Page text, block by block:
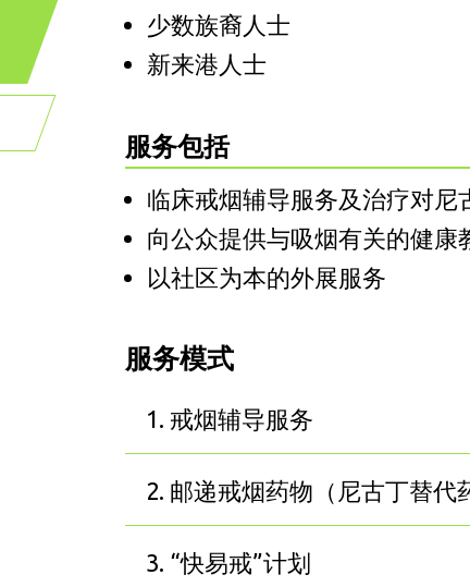
少数族裔人士
新来港人士
服务包括
临床戒烟辅导服务及治疗对尼
向公众提供与吸烟有关的健康
以社区为本的外展服务
服务模式
1. 戒烟辅导服务
2. 邮递戒烟药物（尼古丁替代
3. “快易戒”计划